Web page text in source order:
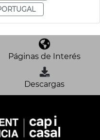
Páginas de Interés
Descargas